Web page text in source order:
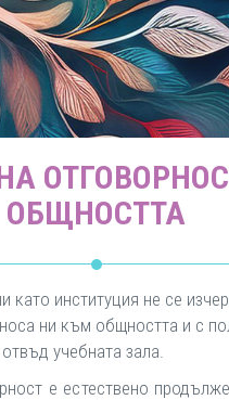
ОБЩНОСТТА
като институция не се
ни към общността и с
учебната зала.
е естествено